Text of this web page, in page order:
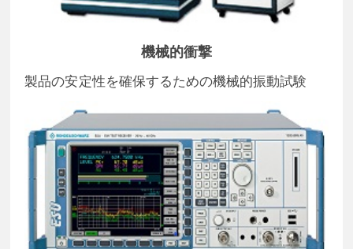
機械的衝撃
製品の安定性を確保するための機械的振動試験